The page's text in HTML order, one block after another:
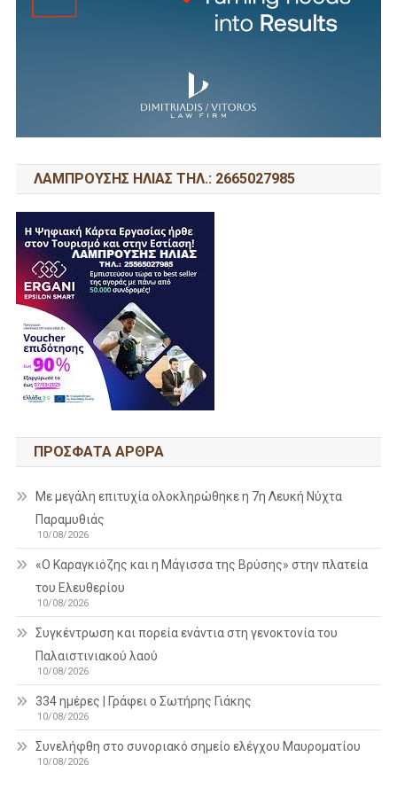
ΛΑΜΠΡΟΥΣΗΣ ΗΛΙΑΣ ΤΗΛ.: 2665027985
ΠΡΌΣΦΑΤΑ ΆΡΘΡΑ
Με μεγάλη επιτυχία ολοκληρώθηκε η 7η Λευκή Νύχτα
Παραμυθιάς
10/08/2026
«Ο Καραγκιόζης και η Μάγισσα της Βρύσης» στην πλατεία
του Ελευθερίου
10/08/2026
Συγκέντρωση και πορεία ενάντια στη γενοκτονία του
Παλαιστινιακού λαού
10/08/2026
334 ημέρες | Γράφει ο Σωτήρης Γιάκης
10/08/2026
Συνελήφθη στο συνοριακό σημείο ελέγχου Μαυροματίου
10/08/2026